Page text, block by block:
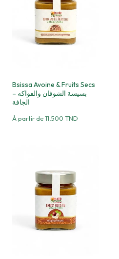
Bsissa Avoine & Fruits Secs
– بسيسة الشوفان والفواكه
الجافة
À partir de 11,500 TND